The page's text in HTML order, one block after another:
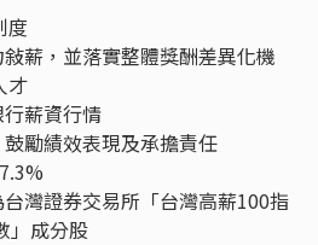
度
薪，並落實整體獎酬差異化機
才
薪資行情
勵績效表現及承擔責任
灣證券交易所「台灣高薪100指
」成分股